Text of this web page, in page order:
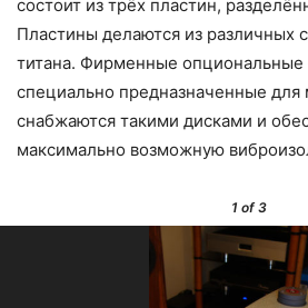
состоит из трёх пластин,
Пластины делаются из различных
титана. Фирменные опциональные
специально предназначенные для
снабжаются такими дисками и
максимально возможную
1 of 3